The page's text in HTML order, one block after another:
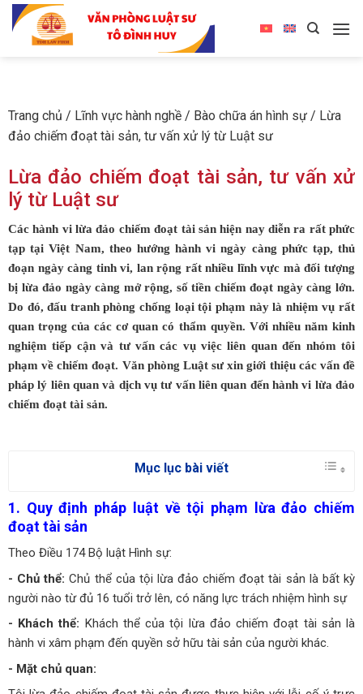
Trang chủ / Lĩnh vực hành nghề / Bào chữa án hình sự / Lừa
đảo chiếm đoạt tài sản, tư vấn xử lý từ Luật sư
Lừa đảo chiếm đoạt tài sản, tư vấn xử
lý từ Luật sư
Các hành vi lừa đảo chiếm đoạt tài sản hiện nay diễn ra rất phức
tạp tại Việt Nam, theo hướng hành vi ngày càng phức tạp, thủ
đoạn ngày càng tinh vi, lan rộng rất nhiều lĩnh vực mà đối tượng
bị lừa đảo ngày càng mở rộng, số tiền chiếm đoạt ngày càng lớn.
Do đó, đấu tranh phòng chống loại tội phạm này là nhiệm vụ rất
quan trọng của các cơ quan có thẩm quyền. Với nhiều năm kinh
nghiệm tiếp cận và tư vấn các vụ việc liên quan đến nhóm tôi
phạm về chiếm đoạt. Văn phòng Luật sư xin giới thiệu các vấn đề
pháp lý liên quan và dịch vụ tư vấn liên quan đến hành vi lừa đảo
chiếm đoạt tài sản.
Mục lục bài viết
1. Quy định pháp luật về tội phạm lừa đảo chiếm
đoạt tài sản
Theo Điều 174 Bộ luật Hình sự:
- Chủ thể: Chủ thể của tội lừa đảo chiếm đoạt tài sản là bất kỳ
người nào từ đủ 16 tuổi trở lên, có năng lực trách nhiệm hình sự
- Khách thể: Khách thể của tội lừa đảo chiếm đoạt tài sản là
hành vi xâm phạm đến quyền sở hữu tài sản của người khác.
- Mặt chủ quan: